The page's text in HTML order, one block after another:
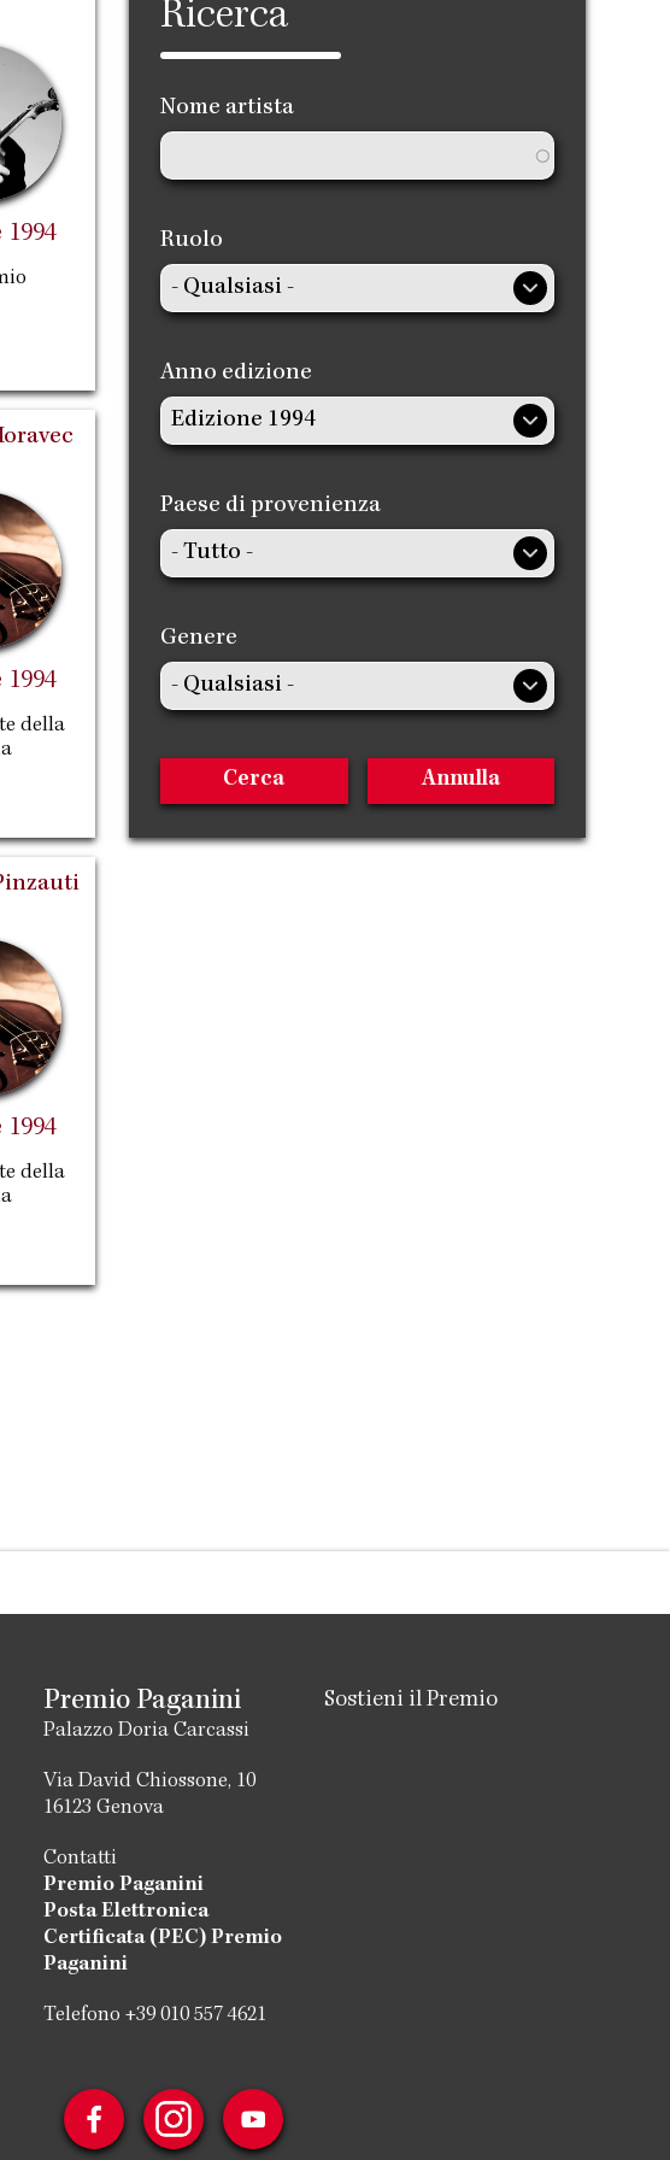
della
della
Ricerca
Nome artista
Ruolo
Anno edizione
Paese di provenienza
Genere
Premio Paganini
Palazzo Doria Carcassi
Via David Chiossone, 10
16123 Genova
Contatti
Premio Paganini
Posta Elettronica
Certificata (PEC) Premio
Paganini
Telefono +39 010 557 4621
Sostieni il Premio